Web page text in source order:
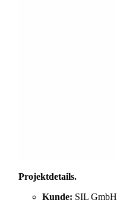
Projektdetails.
Kunde: SIL GmbH